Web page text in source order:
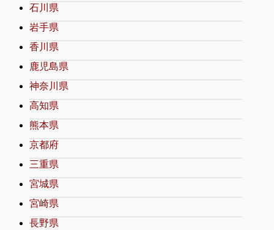
石川県
岩手県
香川県
鹿児島県
神奈川県
高知県
熊本県
京都府
三重県
宮城県
宮崎県
長野県